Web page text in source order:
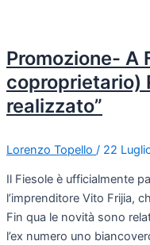
Promozione- A
coproprietario)
realizzato”
Lorenzo Topello / 22
Il Fiesole è ufficialmente
l’imprenditore Vito Frijia,
Fin qua le novità sono
l’ex numero uno